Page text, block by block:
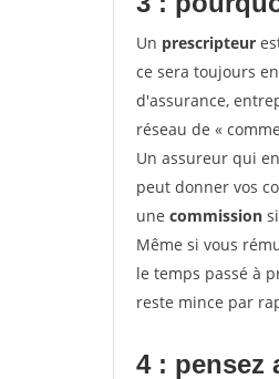
Un prescripteur
ce sera toujours
d'assurance,
réseau de «
Un assureur qui
peut donner vos
une commission
Même si vous
le temps passé à
reste mince par
4 : pensez